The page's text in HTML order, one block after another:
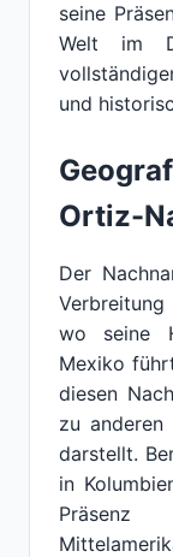
seine
Welt im
und
Ortiz-
Der
Verbreitung
wo seine
Mexiko
diesen
zu anderen
darstellt.
in